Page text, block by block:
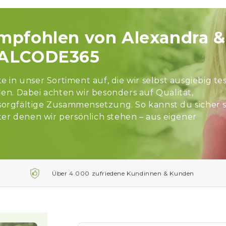
von Alexandra &
in unser Sortiment auf, die wir selbst ausgiebig
Dabei achten wir besonders auf Qualität,
Zusammensetzung. So kannst du sicher
denen wir persönlich stehen – aus eigener
Über 4.000 zufriedene Kundinnen & Kunden